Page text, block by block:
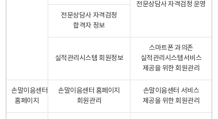
전문상담사 자격검정 운영
전문상담사 자격검정
합격자 정보
실적관리시스템 회원정보
스마트폰 과의존
실적관리시스템서비스
제공을 위한 회원관리
손말이음센터
홈페이지
손말이음센터 홈페이지
회원관리
손말이음센터 서비스
제공을 위한 회원관리